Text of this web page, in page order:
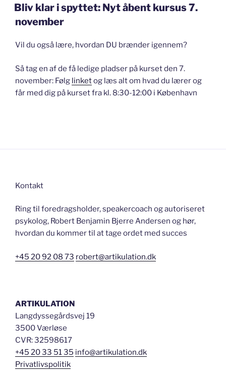
DEN
Bliv klar i spyttet: Nyt åbent kursus 7.
november
Vil du også lære, hvordan DU brænder igennem?
Så tag en af de få ledige pladser på kurset den 7.
november: Følg linketog læs alt om hvad du lærer og
får med dig på kurset fra kl. 8:30-12:00 i København
Kontakt
Ring til foredragsholder, speakercoach og autoriseret
psykolog, Robert Benjamin Bjerre Andersen og hør,
hvordan du kommer til at tage ordet med succes
+45 20 92 08 73 robert@artikulation.dk
ARTIKULATION
Langdyssegårdsvej 19
3500 Værløse
CVR: 32598617
+45 20 33 51 35 info@artikulation.dk
Privatlivspolitik